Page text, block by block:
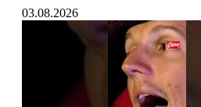
03.08.2026